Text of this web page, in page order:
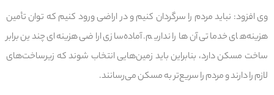
وی افزود: نباید مردم را سرگردان کنیم و در اراضی‌ ورود کنیم که توان تأمین
هزینه‌های خدماتی آن‌ها را نداریم. آماده‌سازی اراضی هزینه‌ای چندین برابر
ساخت مسکن دارد، بنابراین باید زمین‌هایی انتخاب شوند که زیرساخت‌های
لازم را دارند و مردم را سریع‌تر به مسکن می‌رسانند.